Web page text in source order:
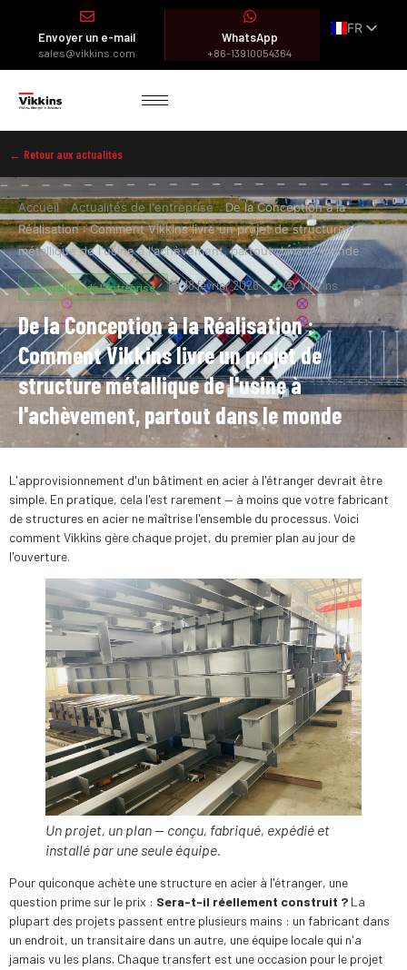
Envoyer un e-mail
sales@vikkins.com
WhatsApp
+86-13910054364
FR
← Retour aux actualités
Accueil/Actualités de l'entreprise/De la Conception à la
Réalisation : Comment Vikkins livre un projet de structure
métallique de l'usine à l'achèvement, partout dans le monde
Actualités de l'entreprise 18 février 2026 Vikkins
De la Conception à la Réalisation :
Comment Vikkins livre un projet de
structure métallique de l'usine à
l'achèvement, partout dans le monde
L'approvisionnement d'un bâtiment en acier à l'étranger devrait être
simple. En pratique, cela l'est rarement — à moins que votre fabricant
de structures en acier ne maîtrise l'ensemble du processus. Voici
comment Vikkins gère chaque projet, du premier plan au jour de
l'ouverture.
Un projet, un plan — conçu, fabriqué, expédié et
installé par une seule équipe.
Pour quiconque achète une structure en acier à l'étranger, une
question prime sur le prix : Sera-t-il réellement construit ? La
plupart des projets passent entre plusieurs mains : un fabricant dans
un endroit, un transitaire dans un autre, une équipe locale qui n'a
jamais vu les plans. Chaque transfert est une occasion pour le projet